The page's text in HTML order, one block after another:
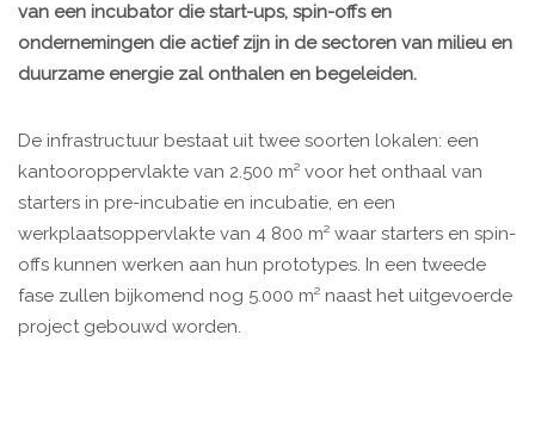
van een incubator die start-ups, spin-offs en
ondernemingen die actief zijn in de sectoren van milieu en
duurzame energie zal onthalen en begeleiden.
De infrastructuur bestaat uit twee soorten lokalen: een
kantooroppervlakte van 2.500 m² voor het onthaal van
starters in pre-incubatie en incubatie, en een
werkplaatsoppervlakte van 4 800 m² waar starters en spin-
offs kunnen werken aan hun prototypes. In een tweede
fase zullen bijkomend nog 5.000 m² naast het uitgevoerde
project gebouwd worden.